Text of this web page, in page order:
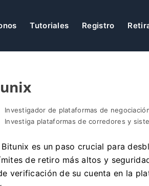
Tutoriales Registro
Investigador de plataformas de
Investiga plataformas de corredores y
es un paso crucial para
de retiro más altos y
verificación de su cuenta en la